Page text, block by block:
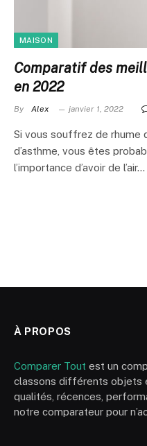
MAISON
Comparatif des
en 2022
By Alex janvier 1, 2022
Si vous souffrez de rhume
d’asthme, vous êtes
l’importance d’avoir de l’air…
À PROPOS
Comparer Tout est un
classons différents objets
qualités, récences,
notre comparateur pour